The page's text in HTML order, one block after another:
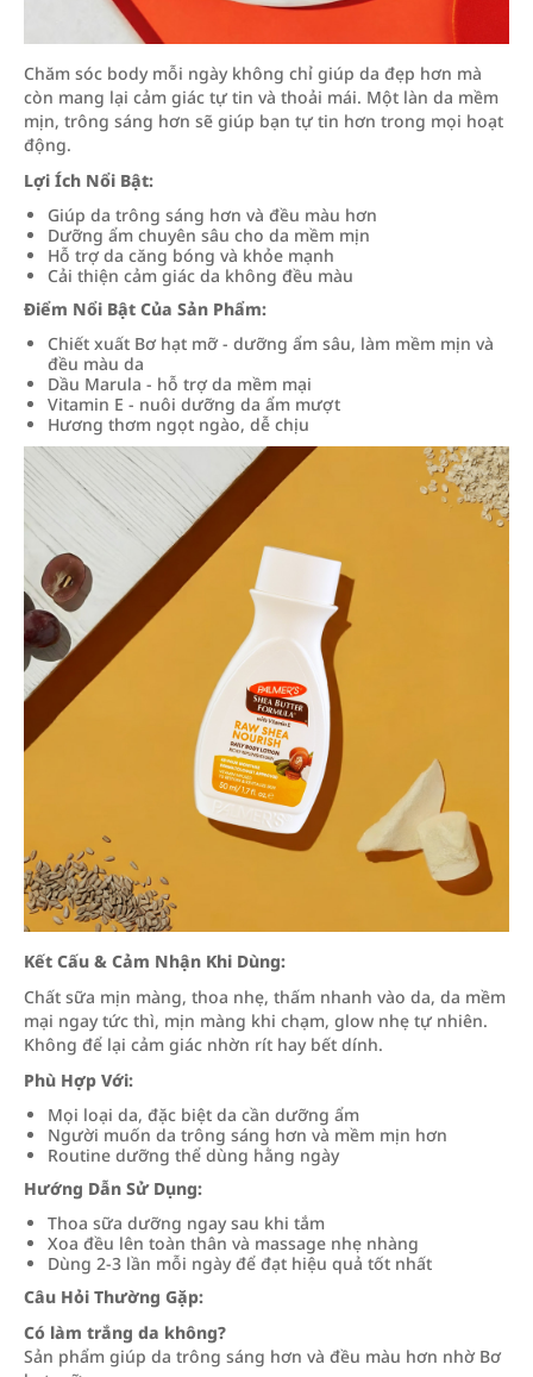
Chăm sóc body mỗi ngày không chỉ giúp da đẹp hơn mà
còn mang lại cảm giác tự tin và thoải mái. Một làn da mềm
mịn, trông sáng hơn sẽ giúp bạn tự tin hơn trong mọi hoạt
động.
Lợi Ích Nổi Bật:
Giúp da trông sáng hơn và đều màu hơn
Dưỡng ẩm chuyên sâu cho da mềm mịn
Hỗ trợ da căng bóng và khỏe mạnh
Cải thiện cảm giác da không đều màu
Điểm Nổi Bật Của Sản Phẩm:
Chiết xuất Bơ hạt mỡ - dưỡng ẩm sâu, làm mềm mịn và
đều màu da
Dầu Marula - hỗ trợ da mềm mại
Vitamin E - nuôi dưỡng da ẩm mượt
Hương thơm ngọt ngào, dễ chịu
Kết Cấu & Cảm Nhận Khi Dùng:
Chất sữa mịn màng, thoa nhẹ, thấm nhanh vào da, da mềm
mại ngay tức thì, mịn màng khi chạm, glow nhẹ tự nhiên.
Không để lại cảm giác nhờn rít hay bết dính.
Phù Hợp Với:
Mọi loại da, đặc biệt da cần dưỡng ẩm
Người muốn da trông sáng hơn và mềm mịn hơn
Routine dưỡng thể dùng hằng ngày
Hướng Dẫn Sử Dụng:
Thoa sữa dưỡng ngay sau khi tắm
Xoa đều lên toàn thân và massage nhẹ nhàng
Dùng 2-3 lần mỗi ngày để đạt hiệu quả tốt nhất
Câu Hỏi Thường Gặp:
Có làm trắng da không?
Sản phẩm giúp da trông sáng hơn và đều màu hơn nhờ Bơ